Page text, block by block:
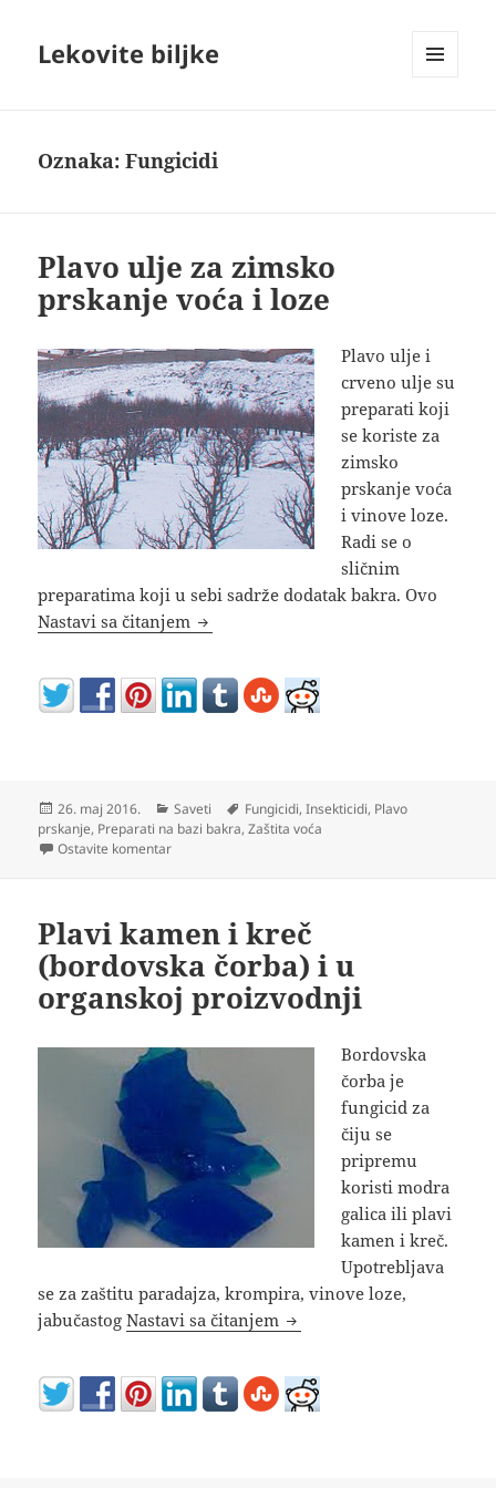
Lekovite biljke
Oznaka:Fungicidi
Plavo ulje za zimsko
prskanje voća i loze
Plavo ulje i
crveno ulje su
preparati koji
se koriste za
zimsko
prskanje voća
i vinove loze.
Radi se o
sličnim
preparatima koji u sebi sadrže dodatak bakra. Ovo
Nastavi sa čitanjem Plavo ulje za zimsko prskanje voća i
Objavljeno
26. maj 2016. Kategorije
Saveti Oznake
Fungicidi,Insekticidi, Plavo
prskanje, Preparati na bazi bakra,Zaštita voća
Ostavite komentarna Plavo ulje za zimsko prskanje voća i loze
Plavi kamen i kreč
(bordovska čorba) i u
organskoj proizvodnji
Bordovska
čorba je
fungicid za
čiju se
pripremu
koristi modra
galica ili plavi
kamen i kreč.
Upotrebljava
se za zaštitu paradajza, krompira, vinove loze,
jabučastogNastavi sa čitanjem Plavi kamen i kreč